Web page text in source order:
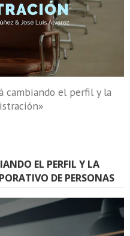
cambiando el perfil y la
EL PERFIL Y LA
DE PERSONAS